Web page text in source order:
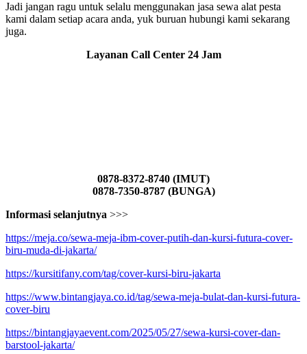
Jadi jangan ragu untuk selalu menggunakan jasa sewa alat pesta
kami dalam setiap acara anda, yuk buruan hubungi kami sekarang
juga.
Layanan Call Center 24 Jam
0878-8372-8740 (IMUT)
0878-7350-8787 (BUNGA)
Informasi selanjutnya >>>
https://meja.co/sewa-meja-ibm-cover-putih-dan-kursi-futura-cover-
biru-muda-di-jakarta/
https://kursitifany.com/tag/cover-kursi-biru-jakarta
https://www.bintangjaya.co.id/tag/sewa-meja-bulat-dan-kursi-futura-
cover-biru
https://bintangjayaevent.com/2025/05/27/sewa-kursi-cover-dan-
barstool-jakarta/